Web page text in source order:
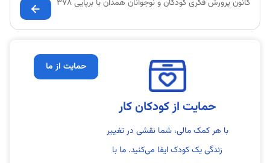
کانون پرورش فکری کودکان و نوجوانان همدان با برپایی ۳۷۸
حمایت از کودکان کار
با هر کمک مالی، شما نقشی در تغییر
زندگی یک کودک ایفا می‌کنید. ما با
حمایت از ما